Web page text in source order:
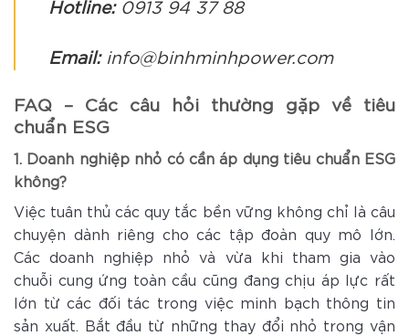
Hotline:0913 94 37 88
Email:info@binhminhpower.com
FAQ – Các câu hỏi thường gặp về tiêu
chuẩn ESG
1. Doanh nghiệp nhỏ có cần áp dụng tiêu chuẩn ESG
không?
Việc tuân thủ các quy tắc bền vững không chỉ là câu
chuyện dành riêng cho các tập đoàn quy mô lớn.
Các doanh nghiệp nhỏ và vừa khi tham gia vào
chuỗi cung ứng toàn cầu cũng đang chịu áp lực rất
lớn từ các đối tác trong việc minh bạch thông tin
sản xuất. Bắt đầu từ những thay đổi nhỏ trong vận